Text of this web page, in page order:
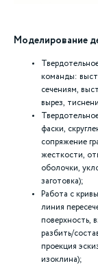
Моделирование
команды:
сечениям,
вырез,
фаски,
сопряжение
жесткости,
оболочки,
заготовка);
Работа с
линия
поверхность,
разбить/
проекция
изоклина);